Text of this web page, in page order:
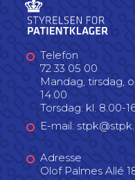
Telefon
72 33 05 00
Mandag, tirsdag,
14.00
Torsdag: kl. 8.00-
E-mail:
Adresse
Olof Palmes Allé